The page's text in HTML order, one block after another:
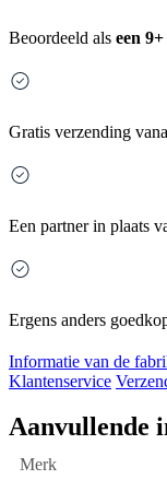
Beoordeeld als een 9+
Gratis verzending
Een partner in plaats
Ergens anders
Informatie van de
Klantenservice
Aanvullende
Merk